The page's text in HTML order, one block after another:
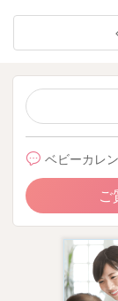
ベビーカレ
ご